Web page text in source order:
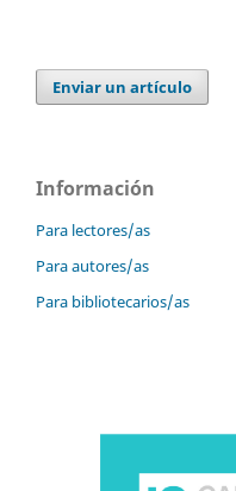
Enviar un artículo
Información
Para lectores/as
Para autores/as
Para bibliotecarios/as